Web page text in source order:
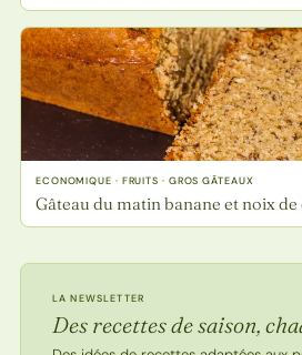
ECONOMIQUE · FRUITS · GROS GÂTEAUX
Gâteau du matin banane et noix de
LA NEWSLETTER
Des recettes de saison,